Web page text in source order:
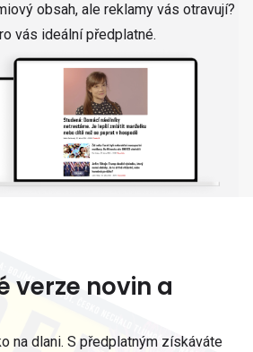
obsah, ale reklamy vás otravují?
vás ideální předplatné.
verze novin a
na dlani. S předplatným získáváte